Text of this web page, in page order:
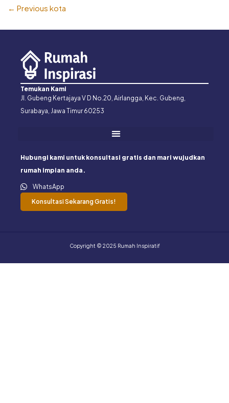
← Previous kota
Temukan Kami
Jl. Gubeng Kertajaya V D No.20, Airlangga, Kec. Gubeng,
Surabaya, Jawa Timur 60253
Hubungi kami untuk konsultasi gratis dan mari wujudkan
rumah impian anda.
WhatsApp
Konsultasi Sekarang Gratis!
Copyright © 2025 Rumah Inspiratif